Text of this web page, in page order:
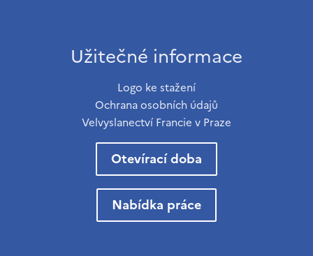
Užitečné informace
Logo ke stažení
Ochrana osobních údajů
Velvyslanectví Francie v Praze
Otevírací doba
Nabídka práce